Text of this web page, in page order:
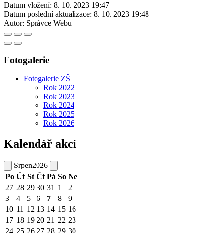
Datum vložení: 8. 10. 2023 19:47
Datum poslední aktualizace: 8. 10. 2023 19:48
Autor: Správce Webu
Fotogalerie
Fotogalerie ZŠ
Rok 2022
Rok 2023
Rok 2024
Rok 2025
Rok 2026
Kalendář akcí
Srpen2026
Po Út St Čt Pá So Ne
27 28 29 30 31 1
2
3
4 5 6 7 8
9
10 11 12 13 14 15 16
17 18 19 20 21 22 23
24 25 26 27 28 29 30